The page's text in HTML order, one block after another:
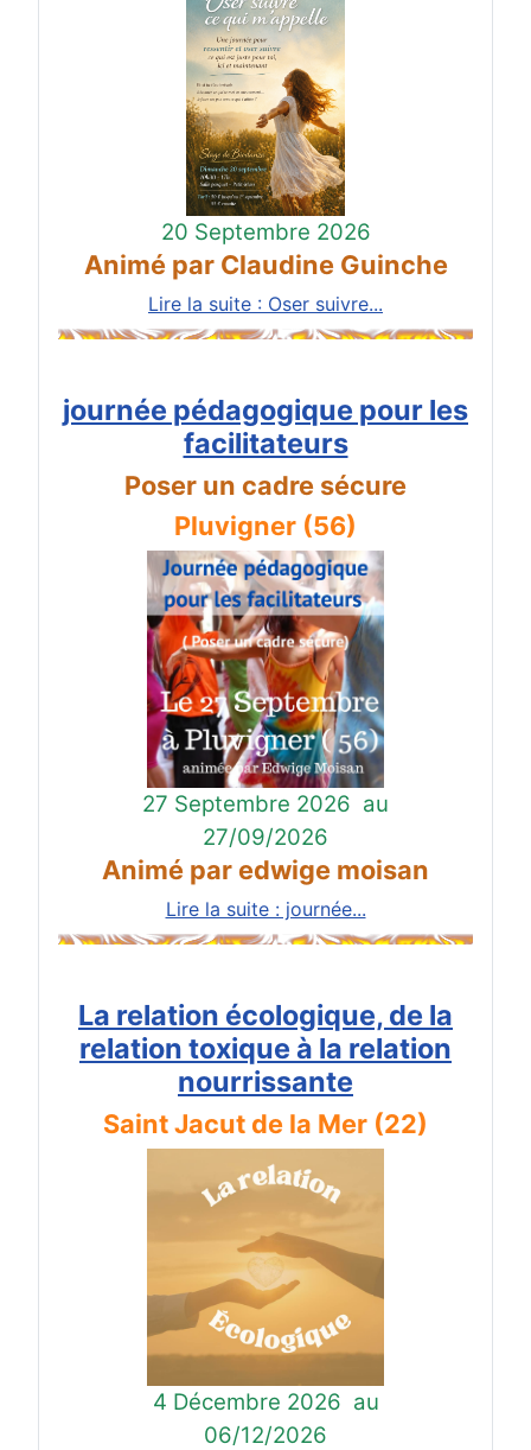
20 Septembre 2026
Animé par Claudine Guinche
Lire la suite : Oser suivre...
journée pédagogique pour les
facilitateurs
Poser un cadre sécure
Pluvigner (56)
27 Septembre 2026 au
27/09/2026
Animé par edwige moisan
Lire la suite : journée...
La relation écologique, de la
relation toxique à la relation
nourrissante
Saint Jacut de la Mer (22)
4 Décembre 2026 au
06/12/2026